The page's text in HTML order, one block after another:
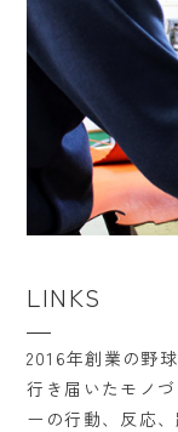
LINKS
2016年創業の野
行き届いたモノ
ーの行動、反応